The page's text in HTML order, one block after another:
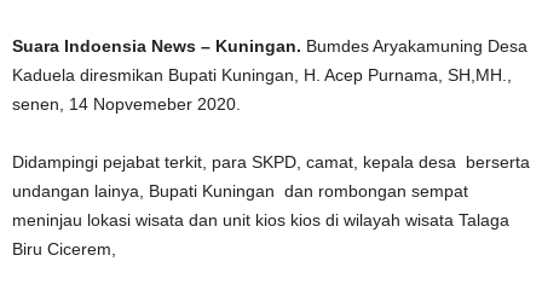
Suara Indoensia News – Kuningan. Bumdes Aryakamuning Desa
Kaduela diresmikan Bupati Kuningan, H. Acep Purnama, SH,MH.,
senen, 14 Nopvemeber 2020.
Didampingi pejabat terkit, para SKPD, camat, kepala desa berserta
undangan lainya, Bupati Kuningan dan rombongan sempat
meninjau lokasi wisata dan unit kios kios di wilayah wisata Talaga
Biru Cicerem,